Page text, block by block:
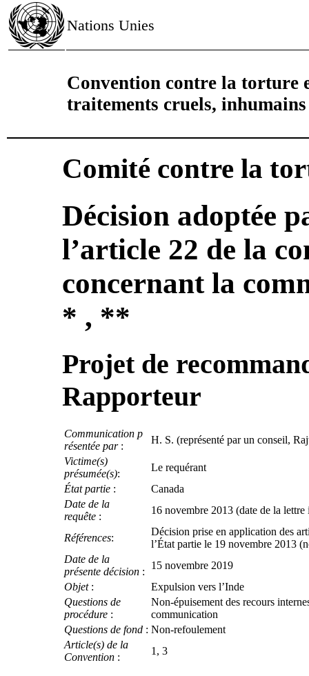
Nations Unies
Convention contre la torture
traitements cruels,
Comité contre la
Décision adoptée
l’article 22 de la
concernant la
* , **
Projet de
Rapporteur
Communication p
résentée par:
H. S. (représenté par un conseil,
Victime(s)
présumée(s):
Le requérant
État partie :
Canada
Date de la
requête :
16 novembre 2013 (date de la lettre
Références:
Décision prise en application des
l’État partie le 19 novembre 2013
Date de la
présente décision :
15 novembre 2019
Objet:
Expulsion vers l’Inde
Questions de
procédure :
Non-épuisement des recours
communication
Questions de fond : Non-refoulement
Article(s) de la
Convention :
1, 3